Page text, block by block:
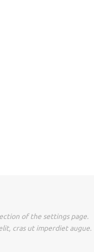
of the settings page.
cras ut imperdiet augue.